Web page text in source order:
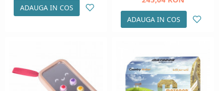
ADAUGA IN COS
ADAUGA IN COS